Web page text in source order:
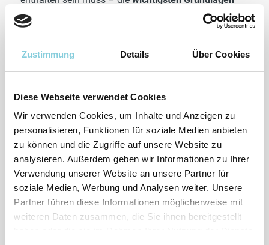
Zustimmung Details Über Cookies
Diese Webseite verwendet Cookies
Wir verwenden Cookies, um Inhalte und Anzeigen zu
personalisieren, Funktionen für soziale Medien anbieten
zu können und die Zugriffe auf unsere Website zu
analysieren. Außerdem geben wir Informationen zu Ihrer
Verwendung unserer Website an unsere Partner für
soziale Medien, Werbung und Analysen weiter. Unsere
Partner führen diese Informationen möglicherweise mit
weiteren Daten zusammen, die Sie ihnen bereitgestellt
für die Gefährdungsbeurteilung
haben wir Ihnen
zusammengestellt.
Bevor es an die Inhalte geht, schauen wir uns
zunächst die Voraussetzungen für eine
Was ist eine Gefährdungsbeurteilung und
warum muss sie erstellt werden?
Ab der ersten Person, die Sie in Ihrem Unternehmen
beschäftigen sind Sie verpflichtetArbeits- und
Gesundheitsschutzfür diese Person zu
gewährleisten. Geregelt ist diese Grundlage im
Arbeitsschutzgesetzt(ArbSchG) und weiteren
Verordnungen, wie zum Beispiel der